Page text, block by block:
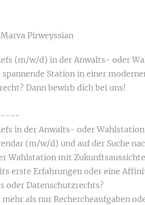
Pirweyssian
(m/w/d) in der Anwalts- oder
spannende Station in einer
Dann bewirb dich bei uns!
in der Anwalts- oder
(m/w/d) und auf der Suche
Wahlstation mit
erste Erfahrungen oder eine
oder Datenschutzrechts?
als nur Rechercheaufgaben